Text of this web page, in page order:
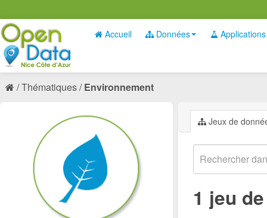
Accueil Données Applications
Thématiques Environnement
Jeux de
1 jeu